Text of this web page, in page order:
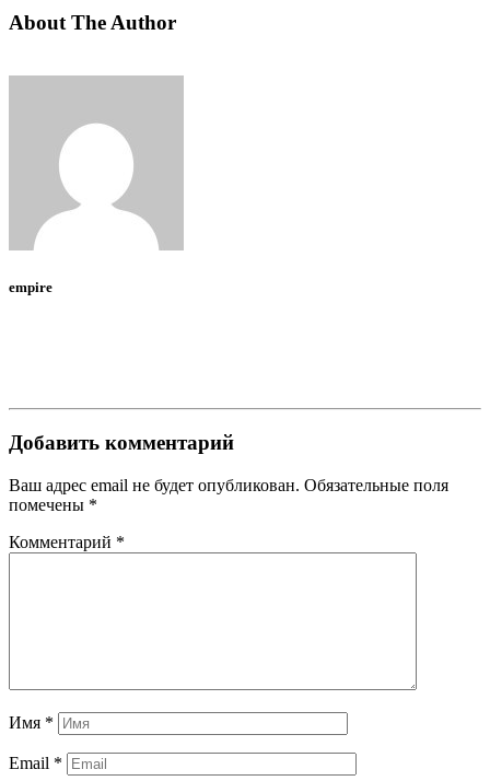
About The Author
empire
Добавить комментарий
Ваш адрес email не будет опубликован. Обязательные поля
помечены *
Комментарий *
Имя *
Email *